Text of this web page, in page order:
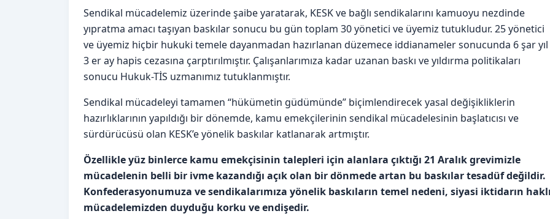
Sendikal mücadelemiz üzerinde şaibe yaratarak, KESK ve bağlı sendikalarını kamuoyu nezdinde
yıpratma amacı taşıyan baskılar sonucu bu gün toplam 30 yönetici ve üyemiz tutukludur. 25 yönetici
ve üyemiz hiçbir hukuki temele dayanmadan hazırlanan düzemece iddianameler sonucunda 6 şar yıl
3 er ay hapis cezasına çarptırılmıştır. Çalışanlarımıza kadar uzanan baskı ve yıldırma politikaları
sonucu Hukuk-TİS uzmanımız tutuklanmıştır.
Sendikal mücadeleyi tamamen “hükümetin güdümünde” biçimlendirecek yasal değişikliklerin
hazırlıklarının yapıldığı bir dönemde, kamu emekçilerinin sendikal mücadelesinin başlatıcısı ve
sürdürücüsü olan KESK’e yönelik baskılar katlanarak artmıştır.
Özellikle yüz binlerce kamu emekçisinin talepleri için alanlara çıktığı 21 Aralık grevimizle
mücadelenin belli bir ivme kazandığı açık olan bir dönmede artan bu baskılar tesadüf değildir.
Konfederasyonumuza ve sendikalarımıza yönelik baskıların temel nedeni, siyasi iktidarın
mücadelemizden duyduğu korku ve endişedir.